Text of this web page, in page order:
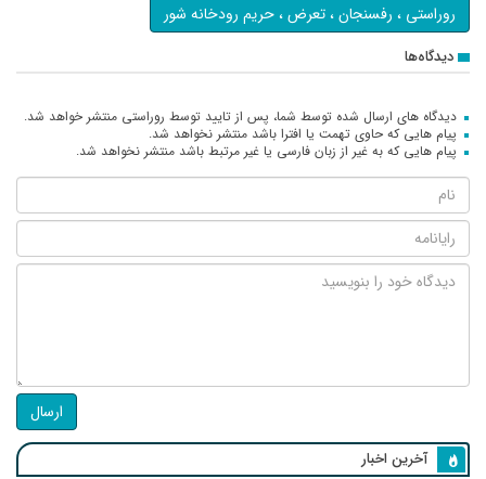
روراستی ، رفسنجان ، تعرض ، حریم رودخانه شور
دیدگاه‌ها
دیدگاه های ارسال شده توسط شما، پس از تایید توسط روراستی منتشر خواهد شد.
پیام هایی که حاوی تهمت یا افترا باشد منتشر نخواهد شد.
پیام هایی که به غیر از زبان فارسی یا غیر مرتبط باشد منتشر نخواهد شد.
ارسال
آخرین اخبار